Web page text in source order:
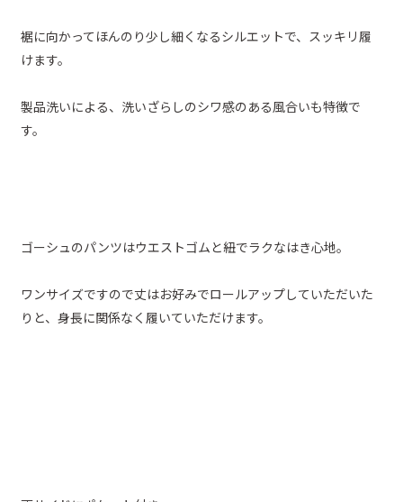
裾に向かってほんのり少し細くなるシルエットで、スッキリ履
けます。
製品洗いによる、洗いざらしのシワ感のある風合いも特徴で
す。
ゴーシュのパンツはウエストゴムと紐でラクなはき心地。
ワンサイズですので丈はお好みでロールアップしていただいた
りと、身長に関係なく履いていただけます。